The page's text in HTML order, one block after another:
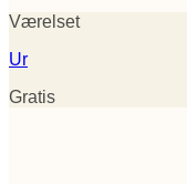
Værelset
Ur
Gratis